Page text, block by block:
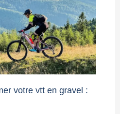
votre vtt en gravel :